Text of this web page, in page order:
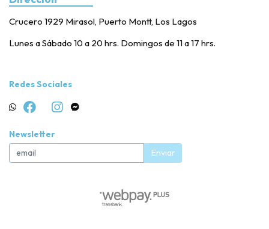
Crucero 1929 Mirasol, Puerto Montt, Los Lagos
Lunes a Sábado 10 a 20 hrs. Domingos de 11 a 17 hrs.
Redes Sociales
Newsletter
Enviar